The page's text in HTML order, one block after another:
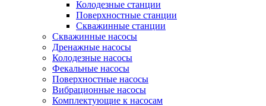
Колодезные станции
Поверхностные станции
Скважинные станции
Скважинные насосы
Дренажные насосы
Колодезные насосы
Фекальные насосы
Поверхностные насосы
Вибрационные насосы
Комплектующие к насосам